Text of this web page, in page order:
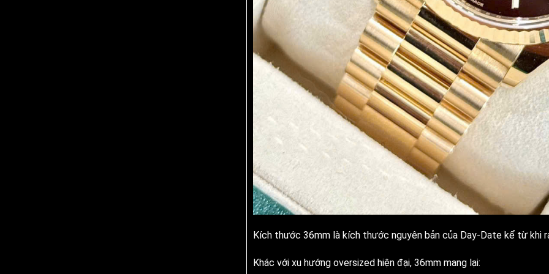
Kích thước 36mm là kích thước nguyên bản của Day-Date kể từ khi
Khác với xu hướng oversized hiện đại, 36mm mang lại: